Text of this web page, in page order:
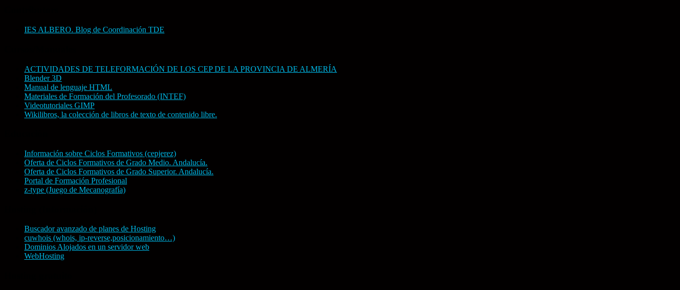
IES ALBERO. Blog de Coordinación TDE
ACTIVIDADES DE TELEFORMACIÓN DE LOS CEP DE LA PROVINCIA DE ALMERÍA
Blender 3D
Manual de lenguaje HTML
Materiales de Formación del Profesorado (INTEF)
Videotutoriales GIMP
Wikilibros, la colección de libros de texto de contenido libre.
Información sobre Ciclos Formativos (cepjerez)
Oferta de Ciclos Formativos de Grado Medio. Andalucía.
Oferta de Ciclos Formativos de Grado Superior. Andalucía.
Portal de Formación Profesional
z-type (Juego de Mecanografía)
Buscador avanzado de planes de Hosting
cuwhois (whois, ip-reverse,posicionamiento…)
Dominios Alojados en un servidor web
WebHosting